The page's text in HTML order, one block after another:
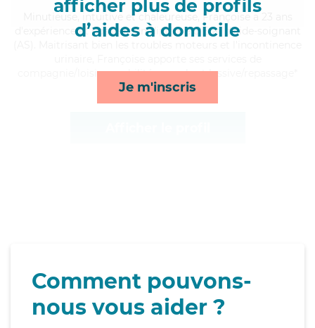
afficher plus de profils
d’aides à domicile
Je m'inscris
, intuitive et chaleureuse, Françoise a 23 ans
d'expérience et possède un diplôme d'Etat d'aide-soignant
compagnie/loisirs, mobilité, rappels et lessive/repassage*
Comment pouvons-
nous vous aider ?